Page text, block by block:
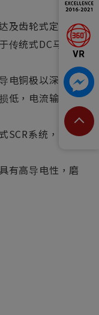
及齿轮式定流量
传统式DC马达传
电铜极以深孔钻
低，电流输出长
SCR系统，可全
有高导电性，磨